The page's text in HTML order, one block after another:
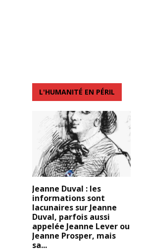
L'HUMANITÉ EN PÉRIL
Jeanne Duval : les
informations sont
lacunaires sur Jeanne
Duval, parfois aussi
appelée Jeanne Lever ou
Jeanne Prosper, mais
sa...